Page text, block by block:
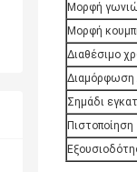
Μορφή
Μορφή
Διαθέσιμο
Διαμόρφωση
Σημάδι
Πιστοποίηση